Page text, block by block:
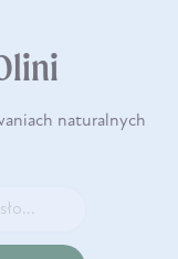
naturalnych